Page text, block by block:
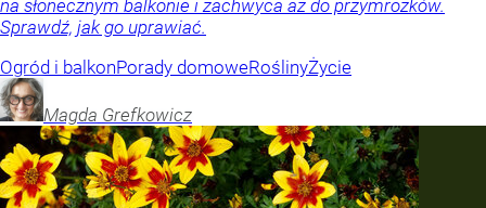
na słonecznym balkonie i zachwyca aż do przymrozków.
Sprawdź, jak go uprawiać.
Ogród i balkonPorady domoweRoślinyŻycie
Magda Grefkowicz